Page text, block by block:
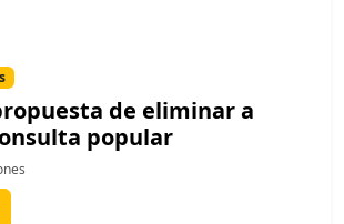
de eliminar a
popular